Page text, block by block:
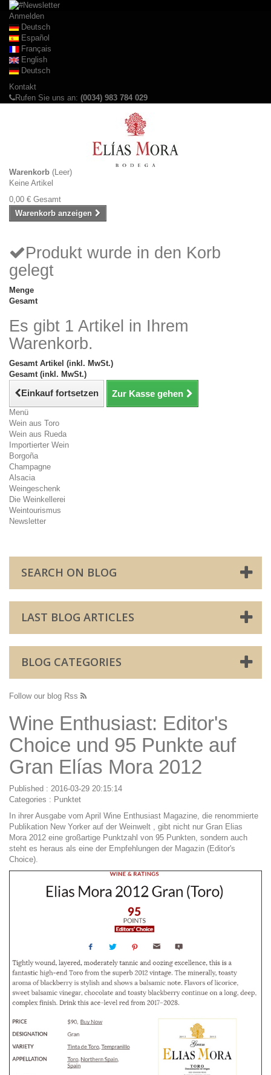
Anmelden
Deutsch
Español
Français
English
Deutsch
Kontakt
Rufen Sie uns an: (0034) 983 784 029
Warenkorb (Leer)
Keine Artikel
0,00 € Gesamt
Warenkorb anzeigen
Produkt wurde in den Korb
gelegt
Menge
Gesamt
Es gibt 1 Artikel in Ihrem
Warenkorb.
Gesamt Artikel (inkl. MwSt.)
Gesamt (inkl. MwSt.)
Einkauf fortsetzen Zur Kasse gehen
Menü
Wein aus Toro
Wein aus Rueda
Importierter Wein
Borgoña
Champagne
Alsacia
Weingeschenk
Die Weinkellerei
Weintourismus
Newsletter
SEARCH ON BLOG
LAST BLOG ARTICLES
BLOG CATEGORIES
Follow our blog Rss
Wine Enthusiast: Editor's
Choice und 95 Punkte auf
Gran Elías Mora 2012
Published : 2016-03-29 20:15:14
Categories : Punktet
In ihrer Ausgabe vom April Wine Enthusiast Magazine, die renommierte
Publikation New Yorker auf der Weinwelt , gibt nicht nur Gran Elias
Mora 2012 eine großartige Punktzahl von 95 Punkten, sondern auch
steht es heraus als eine der Empfehlungen der Magazin (Editor's
Choice).